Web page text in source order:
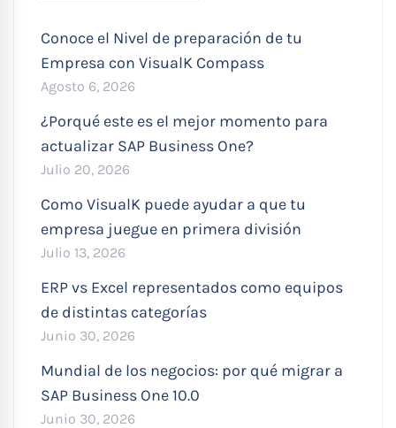
Conoce el Nivel de preparación de tu
Empresa con VisualK Compass
Agosto 6, 2026
¿Porqué este es el mejor momento para
actualizar SAP Business One?
Julio 20, 2026
Como VisualK puede ayudar a que tu
empresa juegue en primera división
Julio 13, 2026
ERP vs Excel representados como equipos
de distintas categorías
Junio 30, 2026
Mundial de los negocios: por qué migrar a
SAP Business One 10.0
Junio 30, 2026